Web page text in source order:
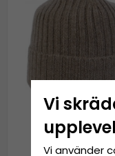
Mössor - Amanda
Christensen
Vi
Vi använder